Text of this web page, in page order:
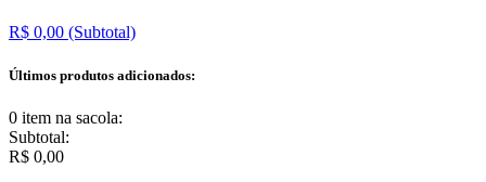
R$ 0,00 (Subtotal)
Últimos produtos adicionados:
0 item na sacola:
Subtotal:
R$ 0,00